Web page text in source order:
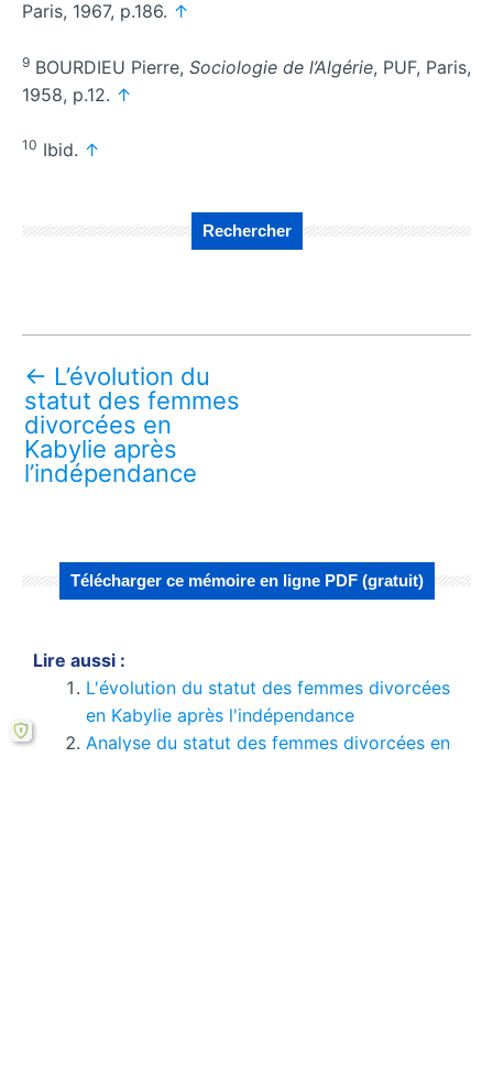
Paris, 1967, p.186. ↑
9 BOURDIEU Pierre, Sociologie de l’Algérie, PUF, Paris,
1958, p.12. ↑
10 Ibid. ↑
Rechercher
← L’évolution du
statut des femmes
divorcées en
Kabylie après
l’indépendance
Télécharger ce mémoire en ligne PDF (gratuit)
Lire aussi :
L'évolution du statut des femmes divorcées
en Kabylie après l'indépendance
Analyse du statut des femmes divorcées en